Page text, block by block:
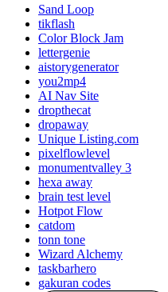
Sand Loop
tikflash
Color Block Jam
lettergenie
aistorygenerator
you2mp4
AI Nav Site
dropthecat
dropaway
Unique Listing.com
pixelflowlevel
monumentvalley 3
hexa away
brain test level
Hotpot Flow
catdom
tonn tone
Wizard Alchemy
taskbarhero
gakuran codes